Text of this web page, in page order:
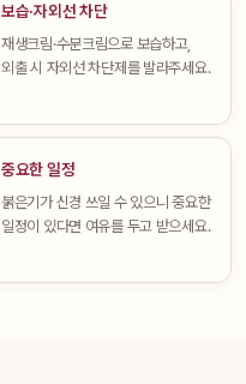
보습·자외선 차단
재생크림·수분크림으로 보습하고,
외출 시 자외선 차단제를 발라주세요.
중요한 일정
붉은기가 신경 쓰일 수 있으니 중요한
일정이 있다면 여유를 두고 받으세요.